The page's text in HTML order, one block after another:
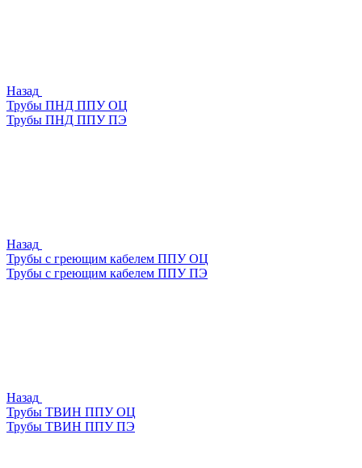
Назад
Трубы ПНД ППУ ОЦ
Трубы ПНД ППУ ПЭ
Назад
Трубы с греющим кабелем ППУ ОЦ
Трубы с греющим кабелем ППУ ПЭ
Назад
Трубы ТВИН ППУ ОЦ
Трубы ТВИН ППУ ПЭ